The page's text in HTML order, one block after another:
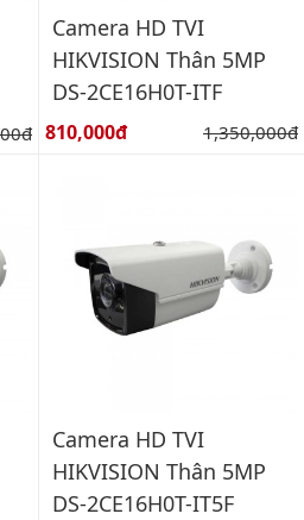
Camera HD TVI
HIKVISION Thân 5MP
DS-2CE16H0T-ITF
Giá bán:
810,000đ Giá gốc:
1,350,000đ
Camera HD TVI
HIKVISION Thân 5MP
DS-2CE16H0T-IT5F